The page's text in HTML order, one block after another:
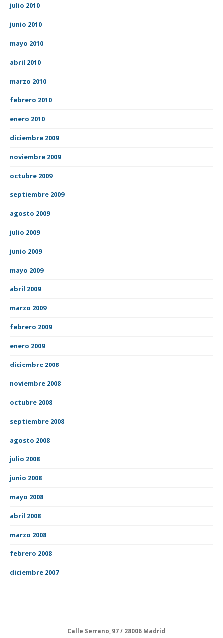
julio 2010
junio 2010
mayo 2010
abril 2010
marzo 2010
febrero 2010
enero 2010
diciembre 2009
noviembre 2009
octubre 2009
septiembre 2009
agosto 2009
julio 2009
junio 2009
mayo 2009
abril 2009
marzo 2009
febrero 2009
enero 2009
diciembre 2008
noviembre 2008
octubre 2008
septiembre 2008
agosto 2008
julio 2008
junio 2008
mayo 2008
abril 2008
marzo 2008
febrero 2008
diciembre 2007
Calle Serrano, 97 / 28006 Madrid